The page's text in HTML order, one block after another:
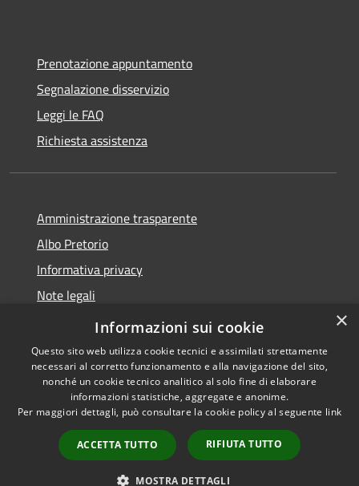
Prenotazione appuntamento
Segnalazione disservizio
Leggi le FAQ
Richiesta assistenza
Amministrazione trasparente
Albo Pretorio
Informativa privacy
Note legali
Dichiarazione di accessibilità
Accessibilità
Copyright © 2026 • Comune di
Loano • Powered by
Municipium•
Accesso
redazione
×
Informazioni sui cookie
Questo sito web utilizza cookie tecnici e assimilati strettamente
necessari al corretto funzionamento e alla navigazione del sito,
nonché un cookie tecnico analitico al solo fine di elaborare
informazioni statistiche, aggregate e anonime.
Per maggiori dettagli, può consultare la cookie policy al seguente link
ACCETTA TUTTO RIFIUTA TUTTO
MOSTRA DETTAGLI